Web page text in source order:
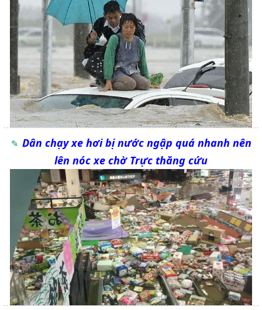
Dân chạy xe hơi bị nước ngập quá nhanh nên
lên nóc xe chờ Trực thăng cứu